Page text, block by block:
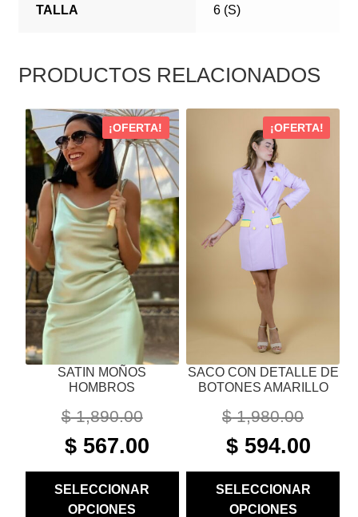
TALLA 6 (S)
PRODUCTOS RELACIONADOS
SATIN MOÑOS
HOMBROS
¡OFERTA!
$1,890.00
ORIGINAL
PRICE
$ 1,890.00.
$ 567.00
SELECCIONAR
OPCIONES
ESTE
PRODUCTO
TIENE
MÚLTIPLES
VARIANTES.
LAS
OPCIONES
SE
PUEDEN
ELEGIR
EN
PÁGINA
SACO CON DETALLE DE
BOTONES AMARILLO
¡OFERTA!
$1,980.00
ORIGINAL
PRICE
$ 1,980.00.
$594.00
$
SELECCIONAR
OPCIONES
PRODUCTO
MÚLTIPLES
VARIANTES.
OPCIONES
DE